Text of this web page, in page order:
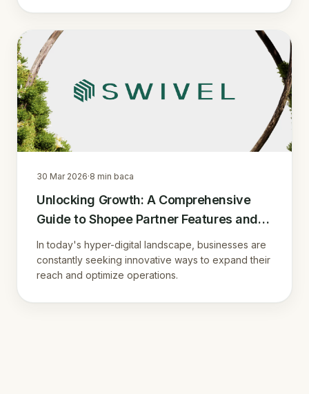
30 Mar 2026·8 min baca
Unlocking Growth: A Comprehensive
Guide to Shopee Partner Features and
Benefits
In today's hyper-digital landscape, businesses are
constantly seeking innovative ways to expand their
reach and optimize operations.